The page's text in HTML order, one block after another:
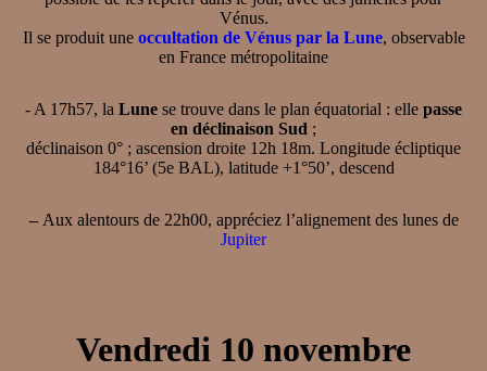
Vénus.
Il se produit une occultation de Vénus par la Lune, observable
en France métropolitaine
- A 17h57, la Lune se trouve dans le plan équatorial : elle passe
en déclinaison Sud ;
déclinaison 0° ; ascension droite 12h 18m. Longitude écliptique
184°16’ (5e BAL), latitude +1°50’, descend
–Aux alentours de 22h00, appréciez l’alignement des lunes de
Jupiter
Vendredi 10 novembre